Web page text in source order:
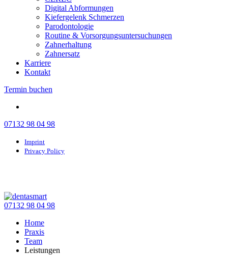
Digital Abformungen
Kiefergelenk Schmerzen
Parodontologie
Routine & Vorsorgungsuntersuchungen
Zahnerhaltung
Zahnersatz
Karriere
Kontakt
Termin buchen
07132 98 04 98
Imprint
Privacy Policy
07132 98 04 98
Home
Praxis
Team
Leistungen